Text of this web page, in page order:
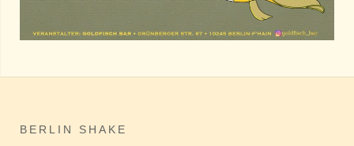
BERLIN SHAKE